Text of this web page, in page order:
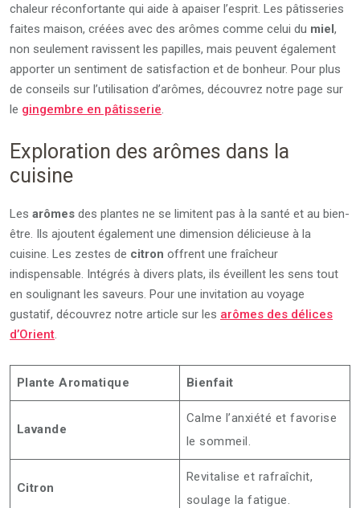
chaleur réconfortante qui aide à apaiser l’esprit. Les pâtisseries
faites maison, créées avec des arômes comme celui du miel,
non seulement ravissent les papilles, mais peuvent également
apporter un sentiment de satisfaction et de bonheur. Pour plus
de conseils sur l’utilisation d’arômes, découvrez notre page sur
le gingembre en pâtisserie.
Exploration des arômes dans la
cuisine
Les arômes des plantes ne se limitent pas à la santé et au bien-
être. Ils ajoutent également une dimension délicieuse à la
cuisine. Les zestes de citron offrent une fraîcheur
indispensable. Intégrés à divers plats, ils éveillent les sens tout
en soulignant les saveurs. Pour une invitation au voyage
gustatif, découvrez notre article sur les arômes des délices
d’Orient.
Plante Aromatique Bienfait
Lavande
Calme l’anxiété et favorise
le sommeil.
Citron
Revitalise et rafraîchit,
soulage la fatigue.